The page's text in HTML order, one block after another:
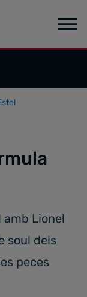
amb Lionel
soul dels
peces